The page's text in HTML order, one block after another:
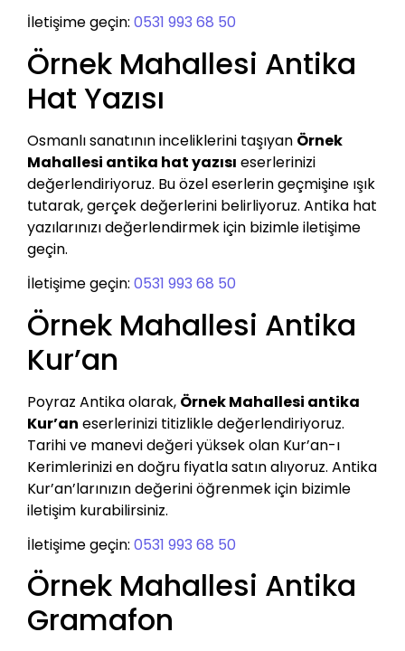
İletişime geçin: 0531 993 68 50
Örnek Mahallesi Antika
Hat Yazısı
Osmanlı sanatının inceliklerini taşıyan Örnek
Mahallesi antika hat yazısı eserlerinizi
değerlendiriyoruz. Bu özel eserlerin geçmişine ışık
tutarak, gerçek değerlerini belirliyoruz. Antika hat
yazılarınızı değerlendirmek için bizimle iletişime
geçin.
İletişime geçin: 0531 993 68 50
Örnek Mahallesi Antika
Kur’an
Poyraz Antika olarak, Örnek Mahallesi antika
Kur’an eserlerinizi titizlikle değerlendiriyoruz.
Tarihi ve manevi değeri yüksek olan Kur’an-ı
Kerimlerinizi en doğru fiyatla satın alıyoruz. Antika
Kur’an’larınızın değerini öğrenmek için bizimle
iletişim kurabilirsiniz.
İletişime geçin: 0531 993 68 50
Örnek Mahallesi Antika
Gramafon